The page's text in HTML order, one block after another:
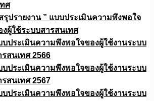
ศ
รุปรายงาน ” แบบประเมินความพึงพอใจ
งผู้ใช้ระบบสารสนเทศ
บประเมินความพึงพอใจของผู้ใช้งานระบบ
รสนเทศ 2566
บประเมินความพึงพอใจของผู้ใช้งานระบบ
รสนเทศ 2567
บประเมินความพึงพอใจของผู้ใช้งานระบบ